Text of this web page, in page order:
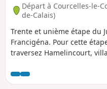
Départ à Courcelles-le-
de-Calais)
Trente et unième étape du
Francigéna. Pour cette
traversez Hamelincourt,
Chapelle Notre-Dame de la
localement nommée «